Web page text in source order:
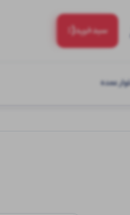
سبد‌خرید(:
عمده